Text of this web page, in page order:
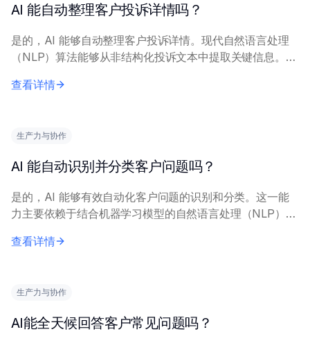
AI 能自动整理客户投诉详情吗？
是的，AI 能够自动整理客户投诉详情。现代自然语言处理
（NLP）算法能够从非结构化投诉文本中提取关键信息。
（不满、紧迫性）、提取具体实体（产品名...
查看详情
生产力与协作
AI 能自动识别并分类客户问题吗？
是的，AI 能够有效自动化客户问题的识别和分类。这一能
力主要依赖于结合机器学习模型的自然语言处理（NLP）技
交媒体帖子）来理解意图和背景。核...
查看详情
生产力与协作
AI能全天候回答客户常见问题吗？